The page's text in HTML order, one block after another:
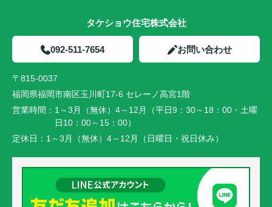
タケショウ住宅株式会社
092-511-7654 お問い合わせ
〒815-0037
福岡県福岡市南区玉川町17-6 セレーノ高宮1階
営業時間： 1～3月（無休）4～12月（平日9：30～18：00・土曜
日10：00～15：00）
定休日： 1～3月（無休）4～12月（日曜日・祝日休み）